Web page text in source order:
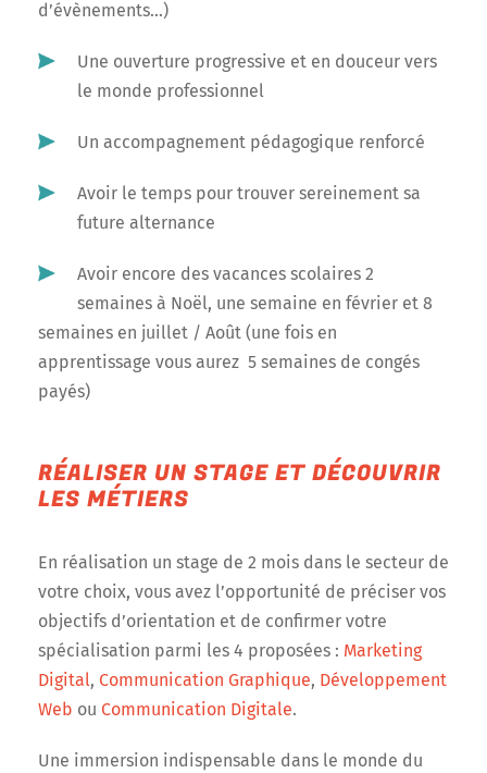
d’évènements…)
Une ouverture progressive et en douceur vers
le monde professionnel
Un accompagnement pédagogique renforcé
Avoir le temps pour trouver sereinement sa
future alternance
Avoir encore des vacances scolaires 2
semaines à Noël, une semaine en février et 8
semaines en juillet / Août (une fois en
apprentissage vous aurez 5 semaines de congés
payés)
RÉALISER UN STAGE ET DÉCOUVRIR
LES MÉTIERS
En réalisation un stage de 2 mois dans le secteur de
votre choix, vous avez l’opportunité de préciser vos
objectifs d’orientation et de confirmer votre
spécialisation parmi les 4 proposées : Marketing
Digital, Communication Graphique, Développement
Web ou Communication Digitale.
Une immersion indispensable dans le monde du